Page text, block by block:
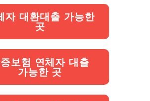
자 대환대출 가능한
곳
보험 연체자 대출
가능한 곳